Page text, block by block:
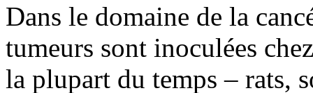
Dans le domaine de la
tumeurs sont inoculées
la plupart du temps – rats,